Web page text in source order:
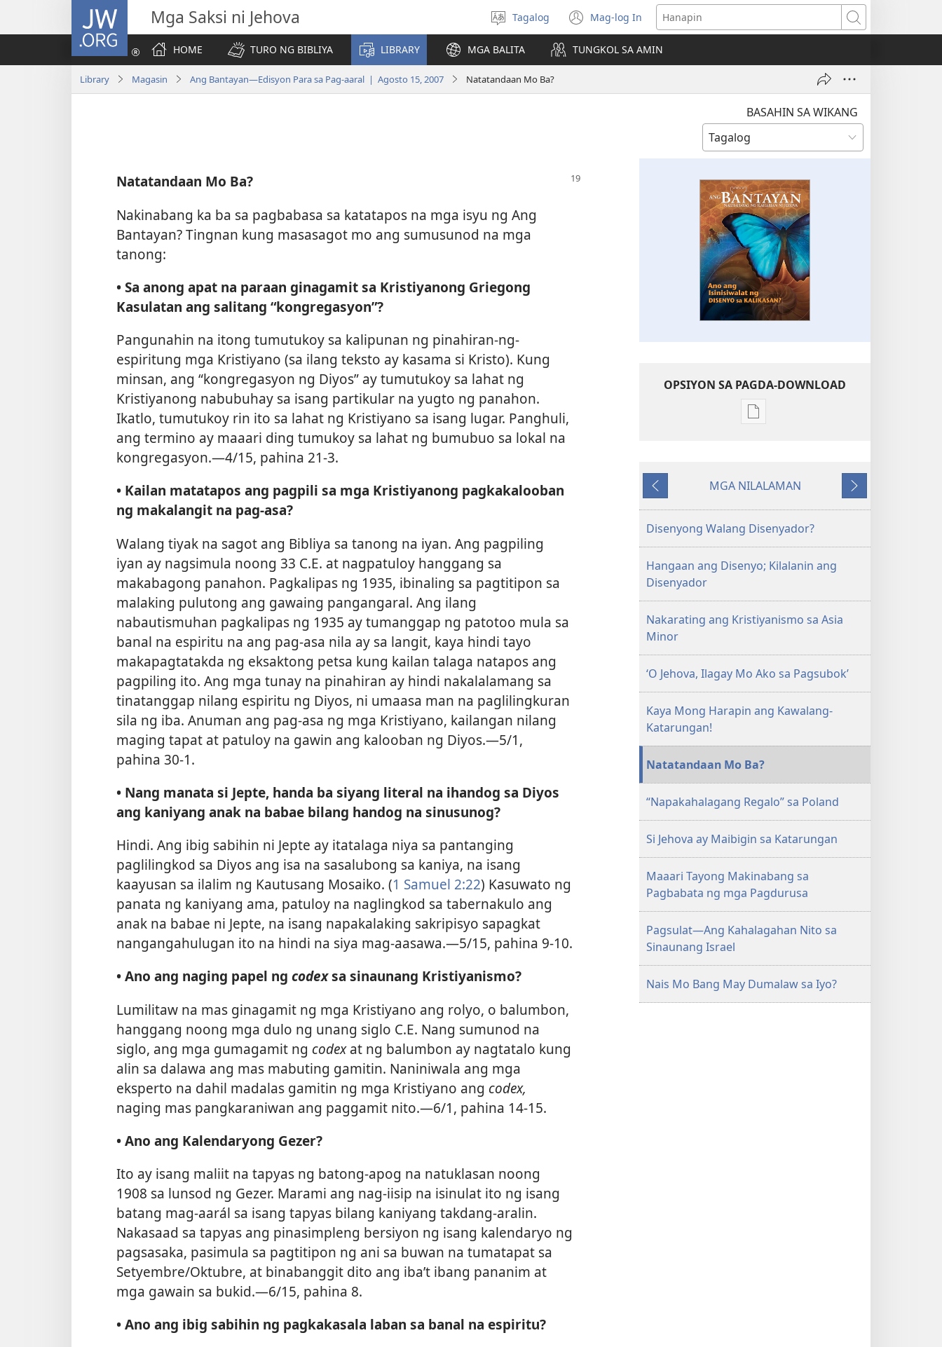
JW.ORG Mga Saksi ni Jehova
Pumili
ng
wika
Tagalog Mag-log In
(may
bubukas
na
bagong
Hanapin
HOME
TURO NG BIBLIYA LIBRARY MGA BALITA TUNGKOL SA AMIN
Library Magasin Ang Bantayan—Edisyon Para sa Pag-aaral | Agosto 15, 2007 Natatandaan Mo Ba?
BASAHIN SA WIKANG
Natatandaan Mo Ba?
Nakinabang ka ba sa pagbabasa sa katatapos na mga isyu ng Ang
Bantayan? Tingnan kung masasagot mo ang sumusunod na mga
tanong:
• Sa anong apat na paraan ginagamit sa Kristiyanong Griegong
Kasulatan ang salitang “kongregasyon”?
Pangunahin na itong tumutukoy sa kalipunan ng pinahiran-ng-
espiritung mga Kristiyano (sa ilang teksto ay kasama si Kristo). Kung
minsan, ang “kongregasyon ng Diyos” ay tumutukoy sa lahat ng
Kristiyanong nabubuhay sa isang partikular na yugto ng panahon.
Ikatlo, tumutukoy rin ito sa lahat ng Kristiyano sa isang lugar. Panghuli,
ang termino ay maaari ding tumukoy sa lahat ng bumubuo sa lokal na
kongregasyon.​—4/15, pahina 21-3.
• Kailan matatapos ang pagpili sa mga Kristiyanong pagkakalooban
ng makalangit na pag-asa?
Walang tiyak na sagot ang Bibliya sa tanong na iyan. Ang pagpiling
iyan ay nagsimula noong 33 C.E. at nagpatuloy hanggang sa
makabagong panahon. Pagkalipas ng 1935, ibinaling sa pagtitipon sa
malaking pulutong ang gawaing pangangaral. Ang ilang
nabautismuhan pagkalipas ng 1935 ay tumanggap ng patotoo mula sa
banal na espiritu na ang pag-asa nila ay sa langit, kaya hindi tayo
makapagtatakda ng eksaktong petsa kung kailan talaga natapos ang
pagpiling ito. Ang mga tunay na pinahiran ay hindi nakalalamang sa
tinatanggap nilang espiritu ng Diyos, ni umaasa man na paglilingkuran
sila ng iba. Anuman ang pag-asa ng mga Kristiyano, kailangan nilang
maging tapat at patuloy na gawin ang kalooban ng Diyos.​—5/1,
pahina 30-1.
• Nang manata si Jepte, handa ba siyang literal na ihandog sa Diyos
ang kaniyang anak na babae bilang handog na sinusunog?
Hindi. Ang ibig sabihin ni Jepte ay itatalaga niya sa pantanging
paglilingkod sa Diyos ang isa na sasalubong sa kaniya, na isang
kaayusan sa ilalim ng Kautusang Mosaiko. (1 Samuel 2:22) Kasuwato ng
panata ng kaniyang ama, patuloy na naglingkod sa tabernakulo ang
anak na babae ni Jepte, na isang napakalaking sakripisyo sapagkat
nangangahulugan ito na hindi na siya mag-aasawa.​—5/15, pahina 9-10.
• Ano ang naging papel ng codexsa sinaunang Kristiyanismo?
Lumilitaw na mas ginagamit ng mga Kristiyano ang rolyo, o balumbon,
hanggang noong mga dulo ng unang siglo C.E. Nang sumunod na
siglo, ang mga gumagamit ng codexat ng balumbon ay nagtatalo kung
alin sa dalawa ang mas mabuting gamitin. Naniniwala ang mga
eksperto na dahil madalas gamitin ng mga Kristiyano ang codex,
naging mas pangkaraniwan ang paggamit nito.​—6/1, pahina 14-15.
• Ano ang Kalendaryong Gezer?
Ito ay isang maliit na tapyas ng batong-apog na natuklasan noong
1908 sa lunsod ng Gezer. Marami ang nag-iisip na isinulat ito ng isang
batang mag-aarál sa isang tapyas bilang kaniyang takdang-aralin.
Nakasaad sa tapyas ang pinasimpleng bersiyon ng isang kalendaryo ng
pagsasaka, pasimula sa pagtitipon ng ani sa buwan na tumatapat sa
Setyembre/Oktubre, at binabanggit dito ang iba’t ibang pananim at
mga gawain sa bukid.​—6/15, pahina 8.
• Ano ang ibig sabihin ng pagkakasala laban sa banal na espiritu?
OPSIYON SA PAGDA-DOWNLOAD
Opsiyon
ng
ANG
BANTAYAN
EDISYON
SA
PAG-
Agosto 15,
2007
Nauna
MGA NILALAMAN
Susunod
Disenyong Walang Disenyador?
Hangaan ang Disenyo; Kilalanin ang
Disenyador
Nakarating ang Kristiyanismo sa Asia
Minor
‘O Jehova, Ilagay Mo Ako sa Pagsubok’
Kaya Mong Harapin ang Kawalang-
Katarungan!
Natatandaan Mo Ba?
“Napakahalagang Regalo” sa Poland
Si Jehova ay Maibigin sa Katarungan
Maaari Tayong Makinabang sa
Pagbabata ng mga Pagdurusa
Pagsulat—Ang Kahalagahan Nito sa
Sinaunang Israel
Nais Mo Bang May Dumalaw sa Iyo?